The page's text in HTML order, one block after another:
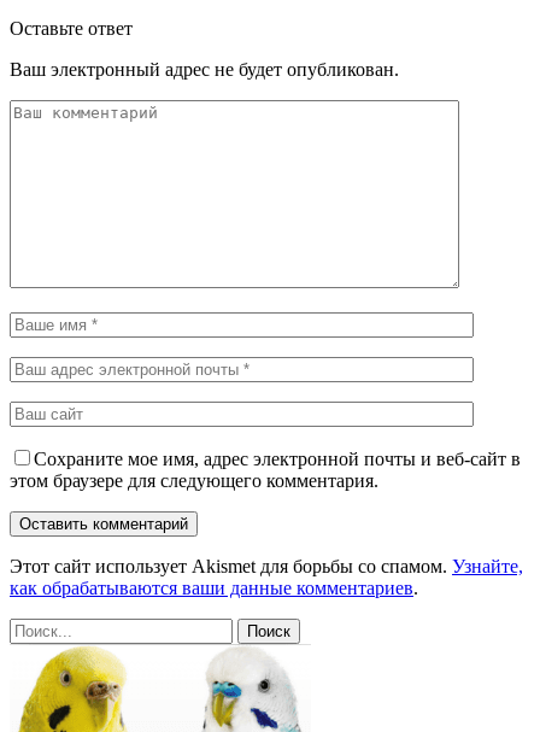
Оставьте ответ
Ваш электронный адрес не будет опубликован.
Сохраните мое имя, адрес электронной почты и веб-сайт в
этом браузере для следующего комментария.
Этот сайт использует Akismet для борьбы со спамом. Узнайте,
как обрабатываются ваши данные комментариев.